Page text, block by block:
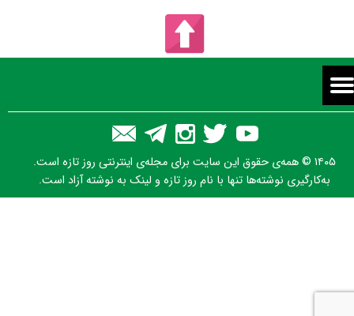
۱۴۰۵ © همه‌ی حقوق این سایت برای مجله‌ی اینترنتی روز تازه است.
به‌کارگیری نوشته‌ها تنها با نام روز تازه و لینک به نوشته آزاد است.